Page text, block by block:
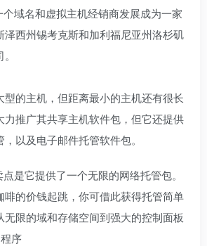
域名和虚拟主机经销商发展成为一家
泽西州锡考克斯和加利福尼亚州洛杉矶
型的主机，但距离最小的主机还有很长
力推广其共享主机软件包，但它还提供
以及电子邮件托管软件包。
是它提供了一个无限的网络托管包。
啡的价钱起跳，你可借此获得托管简单
无限的域和存储空间到强大的控制面板
序